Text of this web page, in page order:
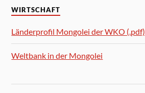
WIRTSCHAFT
Länderprofil Mongolei der WKO (.pdf)
Weltbank in der Mongolei